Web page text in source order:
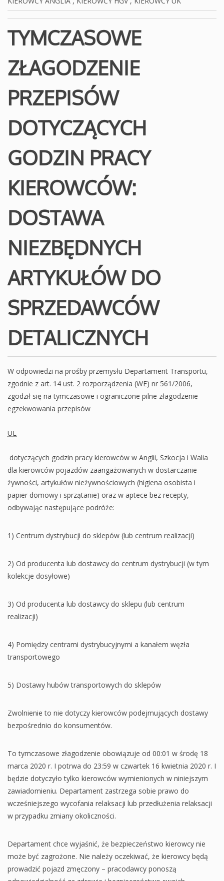
TYMCZASOWE
ZŁAGODZENIE
PRZEPISÓW
DOTYCZĄCYCH
GODZIN PRACY
KIEROWCÓW:
DOSTAWA
NIEZBĘDNYCH
ARTYKUŁÓW DO
SPRZEDAWCÓW
DETALICZNYCH
W odpowiedzi na prośby przemysłu Departament Transportu,
zgodnie z art. 14 ust. 2 rozporządzenia (WE) nr 561/2006,
zgodził się na tymczasowe i ograniczone pilne złagodzenie
egzekwowania przepisów
UE
dotyczących godzin pracy kierowców w Anglii, Szkocja i Walia
dla kierowców pojazdów zaangażowanych w dostarczanie
żywności, artykułów nieżywnościowych (higiena osobista i
papier domowy i sprzątanie) oraz w aptece bez recepty,
odbywając następujące podróże:
1) Centrum dystrybucji do sklepów (lub centrum realizacji)
2) Od producenta lub dostawcy do centrum dystrybucji (w tym
kolekcje dosyłowe)
3) Od producenta lub dostawcy do sklepu (lub centrum
realizacji)
4) Pomiędzy centrami dystrybucyjnymi a kanałem węzła
transportowego
5) Dostawy hubów transportowych do sklepów
Zwolnienie to nie dotyczy kierowców podejmujących dostawy
bezpośrednio do konsumentów.
To tymczasowe złagodzenie obowiązuje od 00:01 w środę 18
marca 2020 r. I potrwa do 23:59 w czwartek 16 kwietnia 2020 r. I
będzie dotyczyło tylko kierowców wymienionych w niniejszym
zawiadomieniu. Departament zastrzega sobie prawo do
wcześniejszego wycofania relaksacji lub przedłużenia relaksacji
w przypadku zmiany okoliczności.
Departament chce wyjaśnić, że bezpieczeństwo kierowcy nie
może być zagrożone. Nie należy oczekiwać, że kierowcy będą
prowadzić pojazd zmęczony – pracodawcy ponoszą